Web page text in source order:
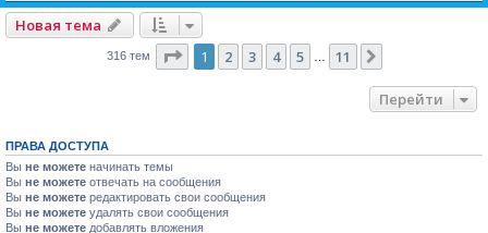
Новая тема
316 тем Страница из 11
1 2 3 4 5 11
Перейти
ПРАВА ДОСТУПА
Вы не можете начинать темы
Вы не можете отвечать на сообщения
Вы не можете редактировать свои сообщения
Вы не можете удалять свои сообщения
Вы не можете добавлять вложения